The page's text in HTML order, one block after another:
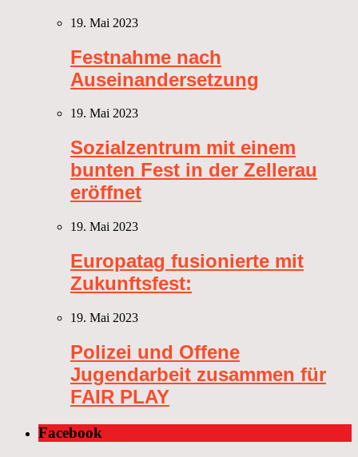
19. Mai 2023
Festnahme nach
Auseinandersetzung
19. Mai 2023
Sozialzentrum mit einem
bunten Fest in der Zellerau
eröffnet
19. Mai 2023
Europatag fusionierte mit
Zukunftsfest:
19. Mai 2023
Polizei und Offene
Jugendarbeit zusammen für
FAIR PLAY
Facebook